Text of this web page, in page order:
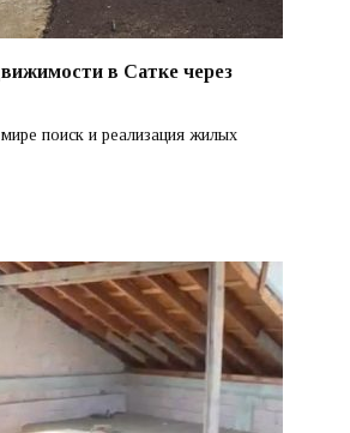
в Сатке через
поиск и реализация жилых